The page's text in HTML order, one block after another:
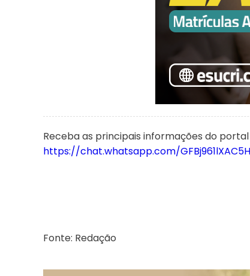
Receba as principais informações do
https://chat.whatsapp.com/
Fonte: Redação